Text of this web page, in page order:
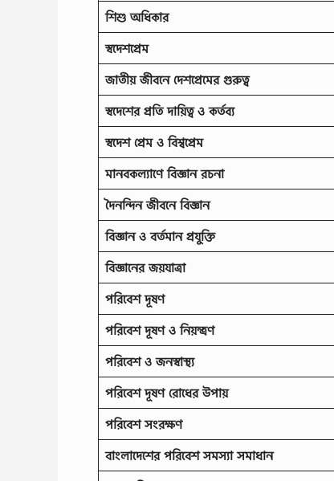
শিশু অধিকার
স্বদেশপ্রেম
জাতীয় জীবনে দেশপ্রেমের গুরুত্ব
স্বদেশের প্রতি দায়িত্ব ও কর্তব্য
স্বদেশ প্রেম ও বিশ্বপ্রেম
মানবকল্যাণে বিজ্ঞান রচনা
দৈনন্দিন জীবনে বিজ্ঞান
বিজ্ঞান ও বর্তমান প্রযুক্তি
বিজ্ঞানের জয়যাত্রা
পরিবেশ দূষণ
পরিবেশ দূষণ ও নিয়ন্ত্রণ
পরিবেশ ও জনস্বাস্থ্য
পরিবেশ দূষণ রোধের উপায়
পরিবেশ সংরক্ষণ
বাংলাদেশের পরিবেশ সমস্যা সমাধান